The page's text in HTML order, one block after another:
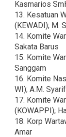
Kasmarios
13. Kesatuan
(KEWADI); M.
14. Komite
Sakata Barus
15. Komite
Sanggam
16. Komite
WI); A.M.
17. Komite
(KOWAPPI);
18. Korp
Amar